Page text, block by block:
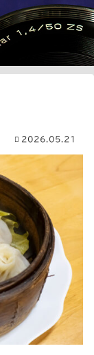
2026.05.21